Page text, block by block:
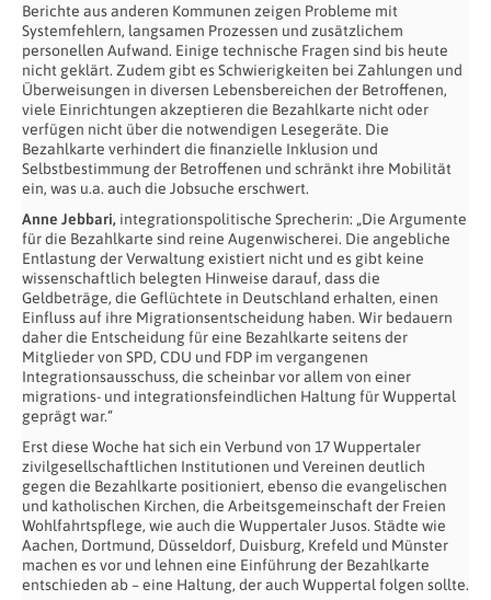
Berichte aus anderen Kommunen zeigen Probleme mit
Systemfehlern, langsamen Prozessen und zusätzlichem
personellen Aufwand. Einige technische Fragen sind bis heute
nicht geklärt. Zudem gibt es Schwierigkeiten bei Zahlungen und
Überweisungen in diversen Lebensbereichen der Betroffenen,
viele Einrichtungen akzeptieren die Bezahlkarte nicht oder
verfügen nicht über die notwendigen Lesegeräte. Die
Bezahlkarte verhindert die finanzielle Inklusion und
Selbstbestimmung der Betroffenen und schränkt ihre Mobilität
ein, was u.a. auch die Jobsuche erschwert.
Anne Jebbari, integrationspolitische Sprecherin: „Die Argumente
für die Bezahlkarte sind reine Augenwischerei. Die angebliche
Entlastung der Verwaltung existiert nicht und es gibt keine
wissenschaftlich belegten Hinweise darauf, dass die
Geldbeträge, die Geflüchtete in Deutschland erhalten, einen
Einfluss auf ihre Migrationsentscheidung haben. Wir bedauern
daher die Entscheidung für eine Bezahlkarte seitens der
Mitglieder von SPD, CDU und FDP im vergangenen
Integrationsausschuss, die scheinbar vor allem von einer
migrations- und integrationsfeindlichen Haltung für Wuppertal
geprägt war.“
Erst diese Woche hat sich ein Verbund von 17 Wuppertaler
zivilgesellschaftlichen Institutionen und Vereinen deutlich
gegen die Bezahlkarte positioniert, ebenso die evangelischen
und katholischen Kirchen, die Arbeitsgemeinschaft der Freien
Wohlfahrtspflege, wie auch die Wuppertaler Jusos. Städte wie
Aachen, Dortmund, Düsseldorf, Duisburg, Krefeld und Münster
machen es vor und lehnen eine Einführung der Bezahlkarte
entschieden ab – eine Haltung, der auch Wuppertal folgen sollte.